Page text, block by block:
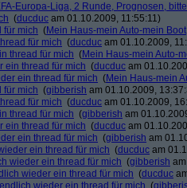
Europa-Liga, 2 Runde, Prognosen,
(ducduc am 01.10.2009, 11:55:11)
für mich (Mein Haus-mein Auto-mein Boot
für mich (ducduc am 01.10.2009,
thread für mich (Mein Haus-mein Auto-
ein thread für mich (ducduc am
ein thread für mich (Mein Haus-mein
für mich (gibberish am 01.10.2009,
für mich (ducduc am 01.10.2009,
thread für mich (gibberish am
ein thread für mich (ducduc am
ein thread für mich (gibberish am
ein thread für mich (ducduc am
wieder ein thread für mich (gibberish
wieder ein thread für mich (ducduc
wieder ein thread für mich (